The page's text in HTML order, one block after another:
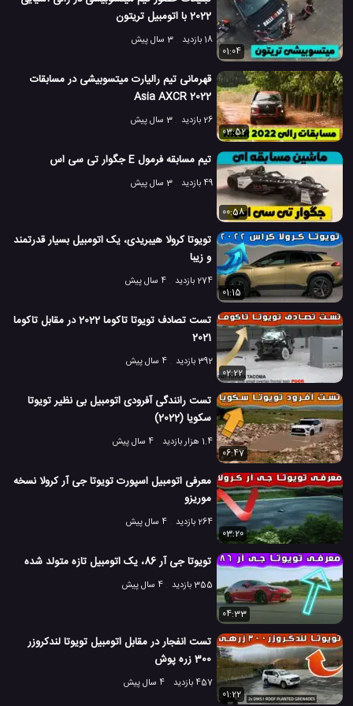
2022 با اتومبیل تریتون
18 بازدید
3 سال پیش
01:04
قهرمانی تیم رالیارت میتسوبیشی در مسابقات
Asia AXCR 2022
26 بازدید
3 سال پیش
03:52
تیم مسابقه فرمول E جگوار تی سی اس
49 بازدید 3 سال پیش
00:58
تویوتا کرولا هیبریدی، یک اتومبیل بسیار قدرتمند
و زیبا
274 بازدید
4 سال پیش
01:15
تست تصادف تویوتا تاکوما 2022 در مقابل تاکوما
2021
392 بازدید
4 سال پیش
02:22
تست رانندگی آفرودی اتومبیل بی نظیر تویوتا
سکویا (2022)
1.4 هزار بازدید
4 سال پیش
06:47
معرفی اتومبیل اسپورت تویوتا جی آر کرولا نسخه
موریزو
264 بازدید
4 سال پیش
03:20
تویوتا جی آر 86، یک اتومبیل تازه متولد شده
355 بازدید 4 سال پیش
04:33
تست انفجار در مقابل اتومبیل تویوتا لندکروزر
300 زره پوش
457 بازدید
4 سال پیش
01:22